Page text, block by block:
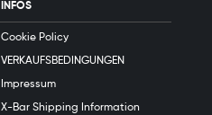
INFOS
Cookie Policy
VERKAUFSBEDINGUNGEN
Impressum
X-Bar Shipping Information